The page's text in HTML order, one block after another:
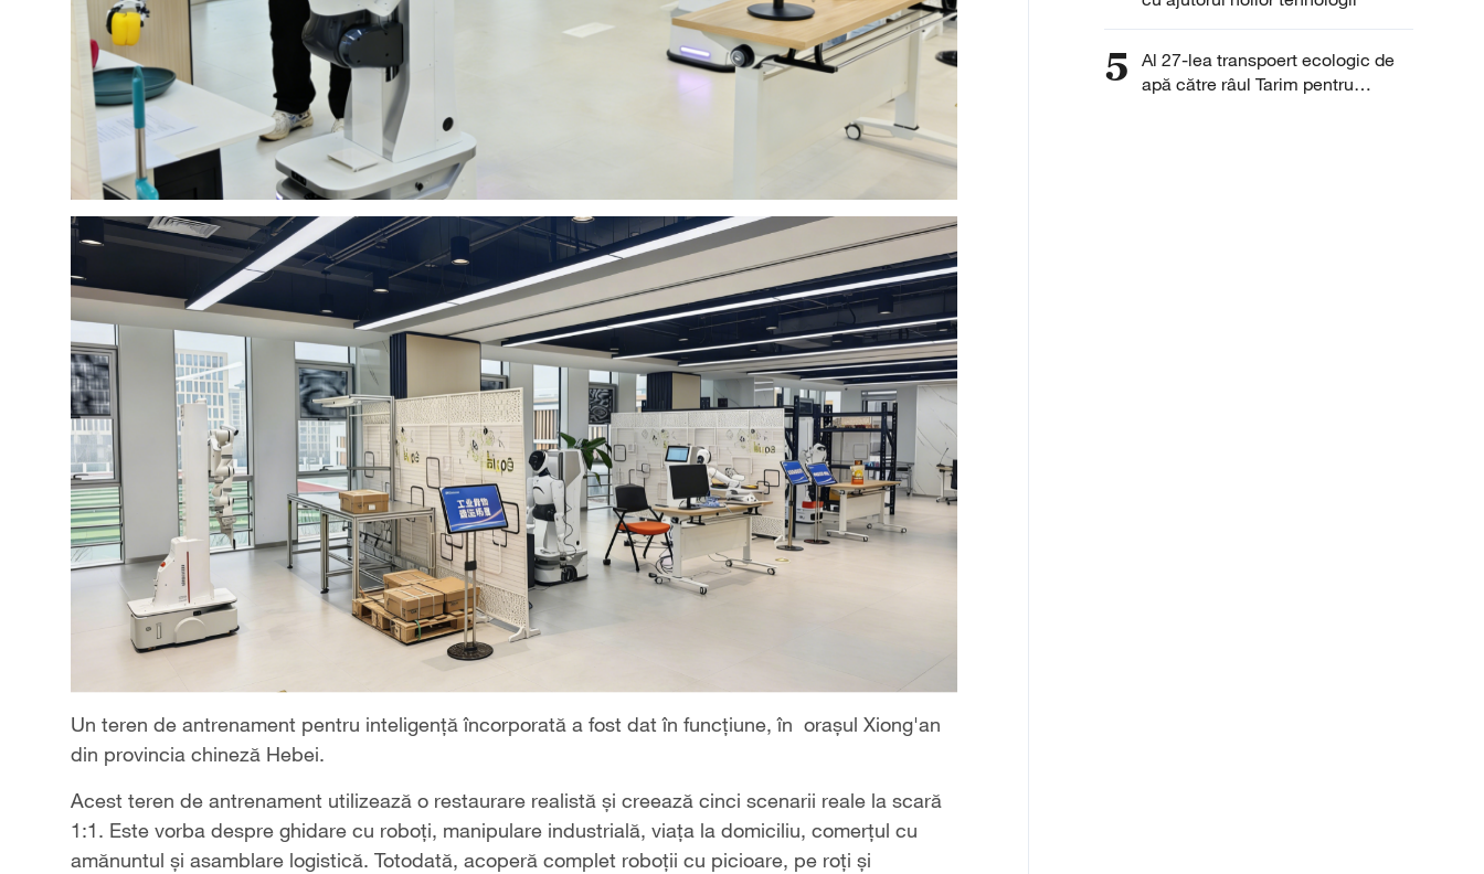
Un teren de antrenament pentru inteligență încorporată a fost dat în funcțiune, în orașul Xiong'an
din provincia chineză Hebei.
Acest teren de antrenament utilizează o restaurare realistă și creează cinci scenarii reale la scară
1:1. Este vorba despre ghidare cu roboți, manipulare industrială, viața la domiciliu, comerțul cu
amănuntul și asamblare logistică. Totodată, acoperă complet roboții cu picioare, pe roți și
5
Al 27-lea transpoert ecologic de
apă către râul Tarim pentru